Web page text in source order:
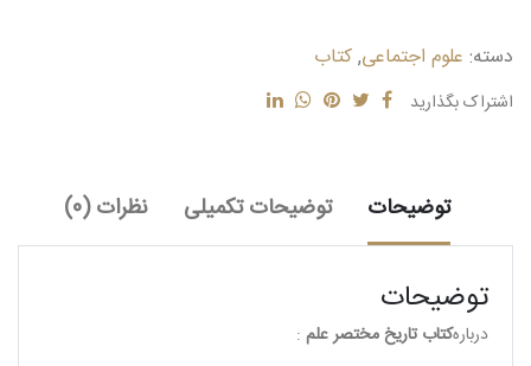
عدد
دسته: علوم اجتماعی,کتاب
اشتراک بگذارید
توضیحات توضیحات تکمیلی نظرات (0)
توضیحات
دربارهکتاب تاریخ مختصر علم :